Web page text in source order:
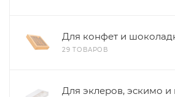
Для конфет и
29 ТОВАРОВ
Для эклеров, эскимо и